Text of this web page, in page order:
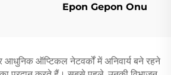
Epon Gepon Onu
आधुनिक ऑप्टिकल नेटवर्कों में अनिवार्य बने रहने